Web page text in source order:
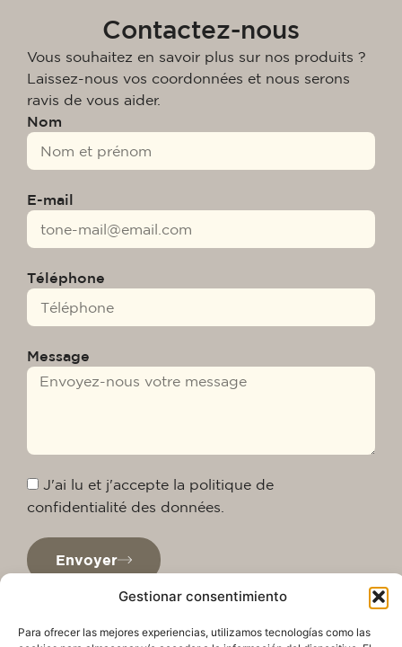
Gestionar consentimiento
Para ofrecer las mejores experiencias, utilizamos tecnologías como las
Contactez-nous
Vous souhaitez en savoir plus sur nos produits ?
Laissez-nous vos coordonnées et nous serons
ravis de vous aider.
Nom
E-mail
Téléphone
Message
J'ai lu et j'accepte la politique de
confidentialité des données.
Envoyer